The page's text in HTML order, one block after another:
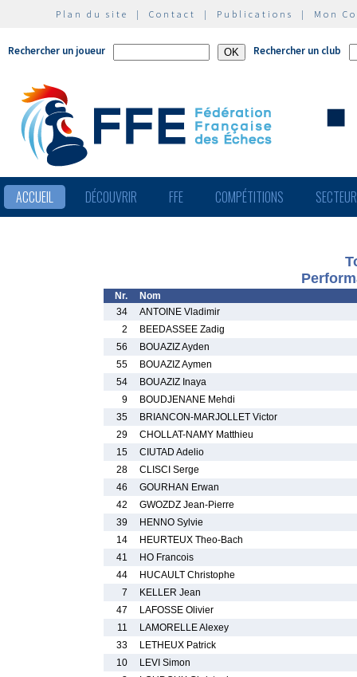
Plan du site | Contact | Publications | Mon
Rechercher un joueur Rechercher un club
ACCUEIL DÉCOUVRIR FFE COMPÉTITIONS
Nr.
Nom
34
ANTOINE Vladimir
2
BEEDASSEE Zadig
56
BOUAZIZ Ayden
55
BOUAZIZ Aymen
54
BOUAZIZ Inaya
9
BOUDJENANE Mehdi
35
BRIANCON-MARJOLLET Victor
29
CHOLLAT-NAMY Matthieu
15
CIUTAD Adelio
28
CLISCI Serge
46
GOURHAN Erwan
42
GWOZDZ Jean-Pierre
39
HENNO Sylvie
14
HEURTEUX Theo-Bach
41
HO Francois
44
HUCAULT Christophe
7
KELLER Jean
47
LAFOSSE Olivier
11
LAMORELLE Alexey
33
LETHEUX Patrick
10
LEVI Simon